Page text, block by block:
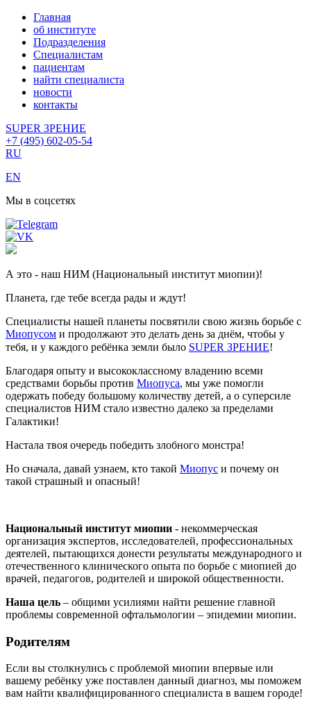
Главная
об институте
Подразделения
Специалистам
пациентам
найти специалиста
новости
контакты
SUPER ЗРЕНИЕ
+7 (495) 602-05-54
RU
EN
Мы в соцсетях
А это - наш НИМ (Национальный институт миопии)!
Планета, где тебе всегда рады и ждут!
Специалисты нашей планеты посвятили свою жизнь борьбе с
Миопусом и продолжают это делать день за днём, чтобы у
тебя, и у каждого ребёнка земли было SUPER ЗРЕНИЕ!⁣⁣⠀ ⁣⁣
Благодаря опыту и высококлассному владению всеми
средствами борьбы против Миопуса, мы уже помогли
одержать победу большому количеству детей, а о суперсиле
специалистов НИМ стало известно далеко за пределами
Галактики!⁣⁣⠀
Настала твоя очередь победить злобного монстра!
Но сначала, давай узнаем, кто такой Миопус и почему он
такой страшный и опасный!
Национальный институт миопии - некоммерческая
организация экспертов, исследователей, профессиональных
деятелей, пытающихся донести результаты международного и
отечественного клинического опыта по борьбе с миопией до
врачей, педагогов, родителей и широкой общественности.
Наша цель – общими усилиями найти решение главной
проблемы современной офтальмологии – эпидемии миопии.
Родителям
Если вы столкнулись с проблемой миопии впервые или
вашему ребёнку уже поставлен данный диагноз, мы поможем
вам найти квалифицированного специалиста в вашем городе!